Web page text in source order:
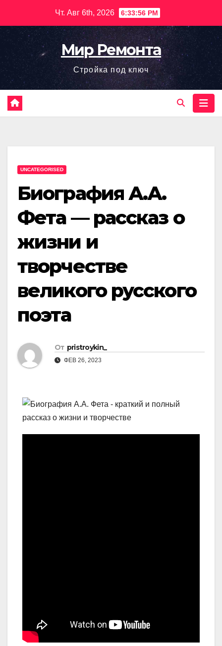
содержимому
Чт. Авг 6th, 2026 6:33:57 PM
Мир Ремонта
Стройка под ключ
UNCATEGORISED
Биография А.А.
Фета — рассказ о
жизни и
творчестве
великого русского
поэта
От pristroykin_
ФЕВ 26, 2023